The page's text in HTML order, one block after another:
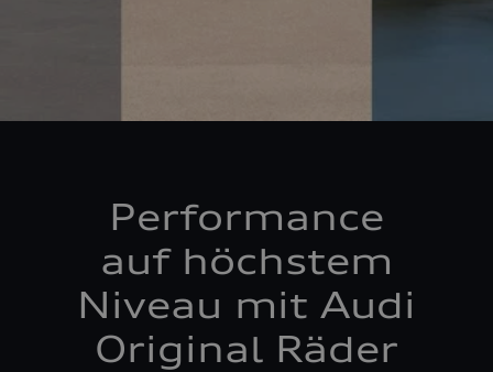
Performance
auf höchstem
Niveau mit Audi
Original Räder